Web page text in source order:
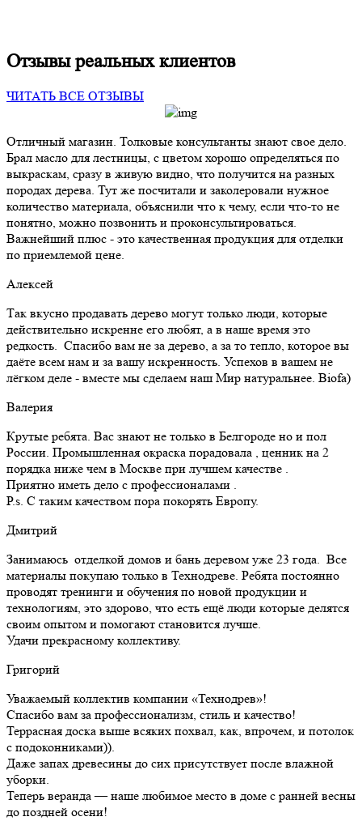
Отзывы реальных клиентов
ЧИТАТЬ ВСЕ ОТЗЫВЫ
Отличный магазин. Толковые консультанты знают свое дело.
Брал масло для лестницы, с цветом хорошо определяться по
выкраскам, сразу в живую видно, что получится на разных
породах дерева. Тут же посчитали и заколеровали нужное
количество материала, объяснили что к чему, если что-то не
понятно, можно позвонить и проконсультироваться.
Важнейший плюс - это качественная продукция для отделки
по приемлемой цене.
Алексей
Так вкусно продавать дерево могут только люди, которые
действительно искренне его любят, а в наше время это
редкость. Спасибо вам не за дерево, а за то тепло, которое вы
даёте всем нам и за вашу искренность. Успехов в вашем не
лёгком деле - вместе мы сделаем наш Мир натуральнее. Biofa)
Валерия
Крутые ребята. Вас знают не только в Белгороде но и пол
России. Промышленная окраска порадовала , ценник на 2
порядка ниже чем в Москве при лучшем качестве .
Приятно иметь дело с профессионалами .
Р.s. С таким качеством пора покорять Европу.
Дмитрий
Занимаюсь отделкой домов и бань деревом уже 23 года. Все
материалы покупаю только в Технодреве. Ребята постоянно
проводят тренинги и обучения по новой продукции и
технологиям, это здорово, что есть ещё люди которые делятся
своим опытом и помогают становится лучше.
Удачи прекрасному коллективу.
Григорий
Уважаемый коллектив компании «Технодрев»!
Спасибо вам за профессионализм, стиль и качество!
Террасная доска выше всяких похвал, как, впрочем, и потолок
с подоконниками)).
Даже запах древесины до сих присутствует после влажной
уборки.
Теперь веранда — наше любимое место в доме с ранней весны
до поздней осени!